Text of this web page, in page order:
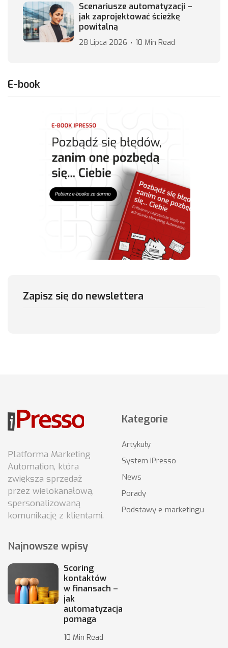
Scenariusze automatyzacji –
jak zaprojektować ścieżkę
powitalną
28 Lipca 2026 10 Min Read
E-book
Zapisz się do newslettera
Platforma Marketing
Automation, która
zwiększa sprzedaż
przez wielokanałową,
spersonalizowaną
komunikację z klientami.
Kategorie
Artykuły
System iPresso
News
Porady
Podstawy e-marketingu
Najnowsze wpisy
Scoring
kontaktów
w finansach –
jak
automatyzacja
pomaga
10 Min Read